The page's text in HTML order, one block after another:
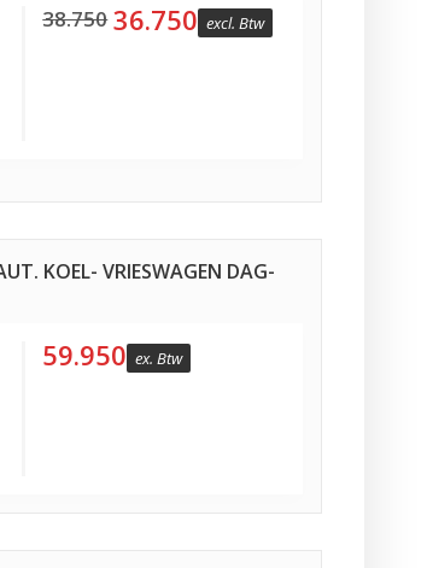
38.750 36.750 excl. Btw
KOEL- VRIESWAGEN DAG-
59.950 ex. Btw